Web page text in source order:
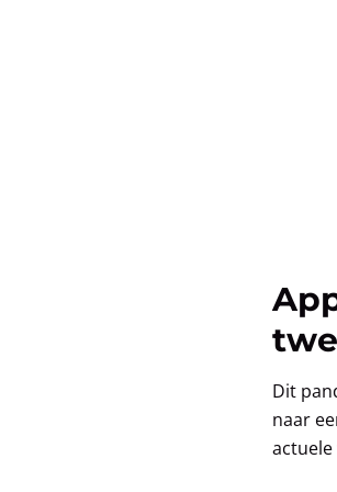
Dit
naar